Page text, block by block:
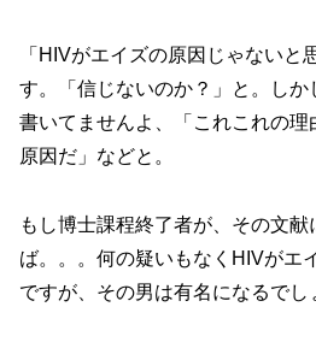
「HIVがエイズの原因じゃないと
す。「信じないのか？」と。し
書いてませんよ、「これこれの
原因だ」などと。
もし博士課程終了者が、その文
ば。。。何の疑いもなくHIVがエ
ですが、その男は有名になるでし